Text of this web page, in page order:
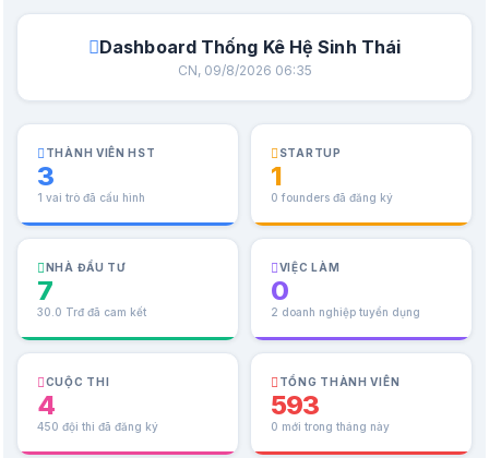
Dashboard Thống Kê Hệ Sinh Thái
CN, 09/8/2026 06:35
THÀNH VIÊN HST
3
1 vai trò đã cấu hình
STARTUP
1
0 founders đã đăng ký
NHÀ ĐẦU TƯ
7
30.0 Trđ đã cam kết
VIỆC LÀM
0
2 doanh nghiệp tuyển dụng
CUỘC THI
4
450 đội thi đã đăng ký
TỔNG THÀNH VIÊN
593
0 mới trong tháng này